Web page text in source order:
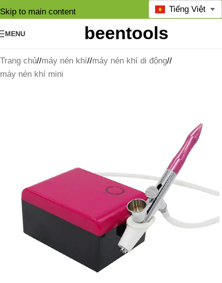
Skip to main content
MENU
Tiếng Việt
Trang chủ/ máy nén khí/ máy nén khí di động/
máy nén khí mini